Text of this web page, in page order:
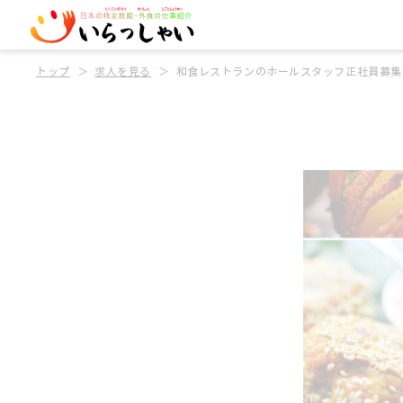
トップ 求人を見る 和食レストランのホールスタッフ正社員募集